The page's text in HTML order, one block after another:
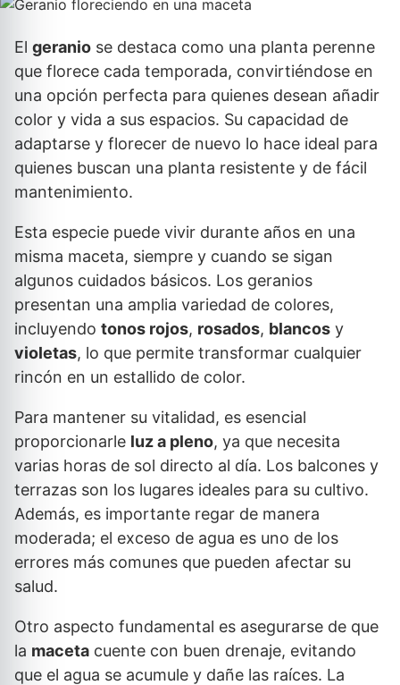
El geranio se destaca como una planta perenne
que florece cada temporada, convirtiéndose en
una opción perfecta para quienes desean añadir
color y vida a sus espacios. Su capacidad de
adaptarse y florecer de nuevo lo hace ideal para
quienes buscan una planta resistente y de fácil
mantenimiento.
Esta especie puede vivir durante años en una
misma maceta, siempre y cuando se sigan
algunos cuidados básicos. Los geranios
presentan una amplia variedad de colores,
incluyendo tonos rojos, rosados, blancos y
violetas, lo que permite transformar cualquier
rincón en un estallido de color.
Para mantener su vitalidad, es esencial
proporcionarle luz a pleno, ya que necesita
varias horas de sol directo al día. Los balcones y
terrazas son los lugares ideales para su cultivo.
Además, es importante regar de manera
moderada; el exceso de agua es uno de los
errores más comunes que pueden afectar su
salud.
Otro aspecto fundamental es asegurarse de que
la maceta cuente con buen drenaje, evitando
que el agua se acumule y dañe las raíces. La